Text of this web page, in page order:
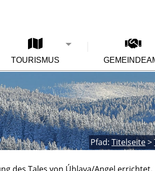
TOURISMUS
Pfad: Titelseite>
des Tales von Úhlava/Angel